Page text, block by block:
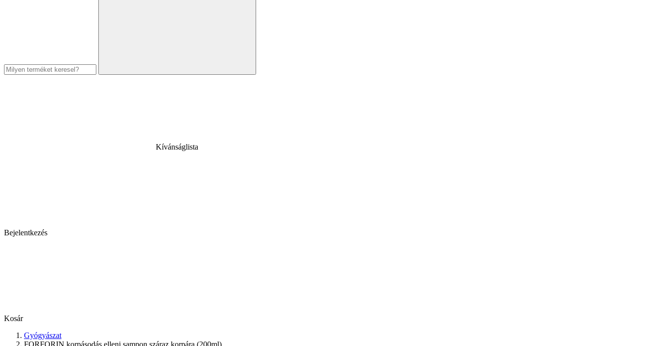
Kívánságlista
Bejelentkezés
Kosár
Gyógyászat
FORFORIN korpásodás elleni sampon száraz korpára (200ml)